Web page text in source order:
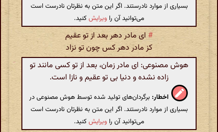
بسیاری از موارد نادرستند. اگر این متن به نظرتان نادرست است
می‌توانید آن را ویرایشکنید.
# ای مادر دهر بعد از تو عقیم
کز مادر دهر کس چون تو نزاد
هوش مصنوعی: ای مادر زمان، بعد از تو کسی مانند تو
زاده نشده و دنیا بی تو عقیم و نازا است.
اخطار: برگردان‌های تولید شده توسط هوش مصنوعی در
بسیاری از موارد نادرستند. اگر این متن به نظرتان نادرست است
می‌توانید آن را ویرایشکنید.